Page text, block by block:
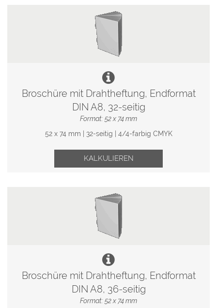
Broschüre mit Drahtheftung, Endformat
DIN A8, 32-seitig
Format: 52 x 74 mm
52 x 74 mm | 32-seitig | 4/4-farbig CMYK
KALKULIEREN
Broschüre mit Drahtheftung, Endformat
DIN A8, 36-seitig
Format: 52 x 74 mm